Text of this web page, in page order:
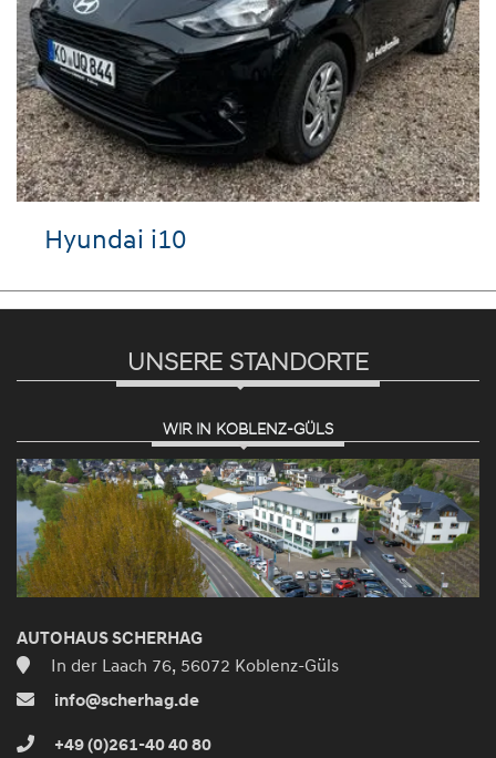
Hyundai i10
UNSERE STANDORTE
WIR IN KOBLENZ-GÜLS
AUTOHAUS SCHERHAG
In der Laach 76, 56072 Koblenz-Güls
info@scherhag.de
+49 (0)261-40 40 80